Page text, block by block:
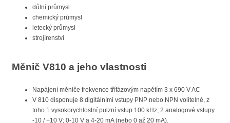
důlní průmysl
chemický průmysl
letecký průmysl
strojírenství
Měnič V810 a jeho vlastnosti
Napájení měniče frekvence třífázovým napětím 3 x 690 V AC
V 810 disponuje 8 digitálními vstupy PNP nebo NPN volitelné, z
toho 1 vysokorychlostní pulzní vstup 100 kHz; 2 analogové vstupy
-10 / +10 V; 0-10 V a 4-20 mA (nebo 0 až 20 mA).